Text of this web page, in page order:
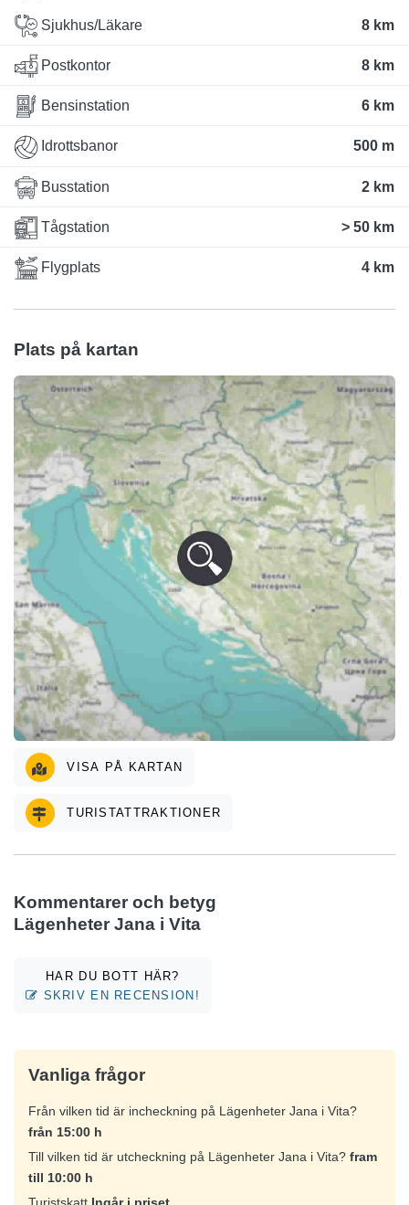
Sjukhus/Läkare 8 km
Postkontor 8 km
Bensinstation 6 km
Idrottsbanor 500 m
Busstation 2 km
Tågstation > 50 km
Flygplats 4 km
Plats på kartan
VISA PÅ KARTAN
TURISTATTRAKTIONER
Kommentarer och betyg
Lägenheter Jana i Vita
HAR DU BOTT HÄR?
SKRIV EN RECENSION!
Vanliga frågor
Från vilken tid är incheckning på Lägenheter Jana i Vita?
från 15:00 h
Till vilken tid är utcheckning på Lägenheter Jana i Vita? fram
till 10:00 h